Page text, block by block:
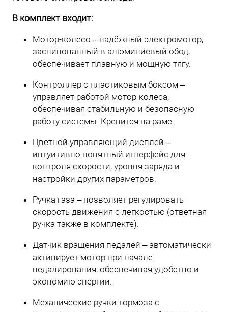
В комплект входит:
Мотор-колесо – надёжный электромотор,
заспицованный в алюминиевый обод,
обеспечивает плавную и мощную тягу.
Контроллер с пластиковым боксом –
управляет работой мотор-колеса,
обеспечивая стабильную и безопасную
работу системы. Крепится на раме.
Цветной управляющий дисплей –
интуитивно понятный интерфейс для
контроля скорости, уровня заряда и
настройки других параметров.
Ручка газа – позволяет регулировать
скорость движения с легкостью (ответная
ручка также в комплекте).
Датчик вращения педалей – автоматически
активирует мотор при начале
педалирования, обеспечивая удобство и
экономию энергии.
Механические ручки тормоза с